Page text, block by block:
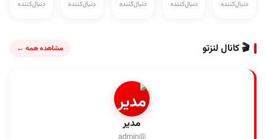
دنبال‌کننده دنبال‌کننده دنبال‌کننده دنبال‌کننده دنبال‌کننده
🎬 کانال لنزتو مشاهده همه ←
مدیر